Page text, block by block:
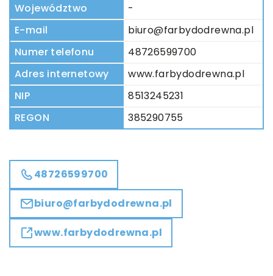
Województwo
-
E-mail
biuro@farbydodrewna.pl
Numer telefonu
48726599700
Adres internetowy
www.farbydodrewna.pl
NIP
8513245231
REGON
385290755
48726599700
biuro@farbydodrewna.pl
www.farbydodrewna.pl